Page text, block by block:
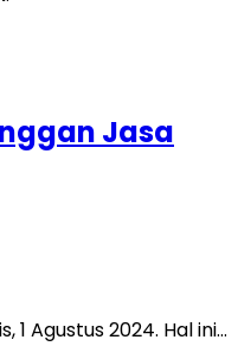
Jasa
Agustus 2024. Hal ini…